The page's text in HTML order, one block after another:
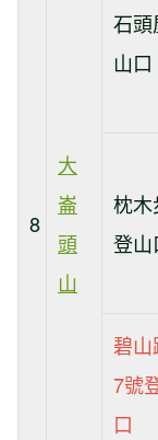
8
大
崙
頭
山
石
山口
枕
登山
碧山
7號
口